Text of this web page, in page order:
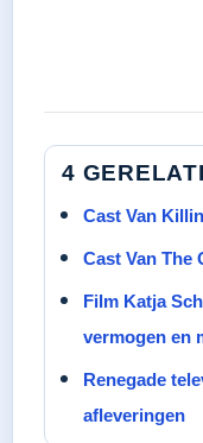
4
Cast Van
Cast Van The
Film Katja
vermogen en
Renegade
afleveringen